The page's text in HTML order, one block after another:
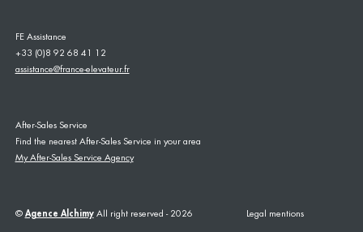
FE Assistance
+33 (0)8 92 68 41 12
assistance@france-elevateur.fr
After-Sales Service
Find the nearest After-Sales Service in your area
My After-Sales Service Agency
© Agence AlchimyAll right reserved - 2026 Legal mentions